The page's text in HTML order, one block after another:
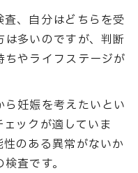
査、自分はどちらを受
多いのですが、判断
やライフステージが
妊娠を考えたいとい
ックが適していま
のある異常がないか
査です。